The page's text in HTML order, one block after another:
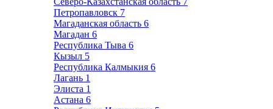
Петропавловск 7
Магаданская область 6
Магадан 6
Республика Тыва 6
Кызыл 5
Республика Калмыкия 6
Лагань 1
Элиста 1
Астана 6